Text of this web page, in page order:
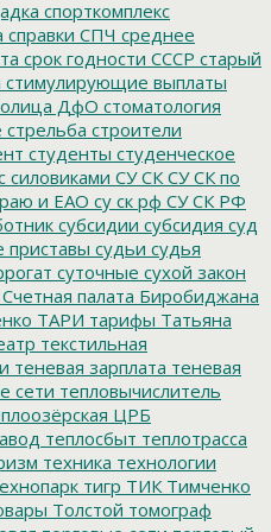
спорткомплекс
справки СПЧ среднее
срок годности СССР старый
стимулирующие выплаты
ДфО стоматология
стрельба строители
студенты студенческое
силовиками СУ СК СУ СК по
и ЕАО су ск рф СУ СК РФ
субсидии субсидия суд
приставы судьи судья
суточные сухой закон
Счетная палата Биробиджана
ТАРИ тарифы Татьяна
текстильная
теневая зарплата теневая
сети тепловычислитель
ЦРБ
теплосбыт теплотрасса
техника технологии
тигр ТИК Тимченко
Толстой томограф